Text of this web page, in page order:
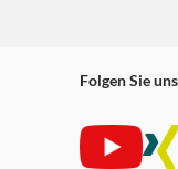
Folgen Sie uns